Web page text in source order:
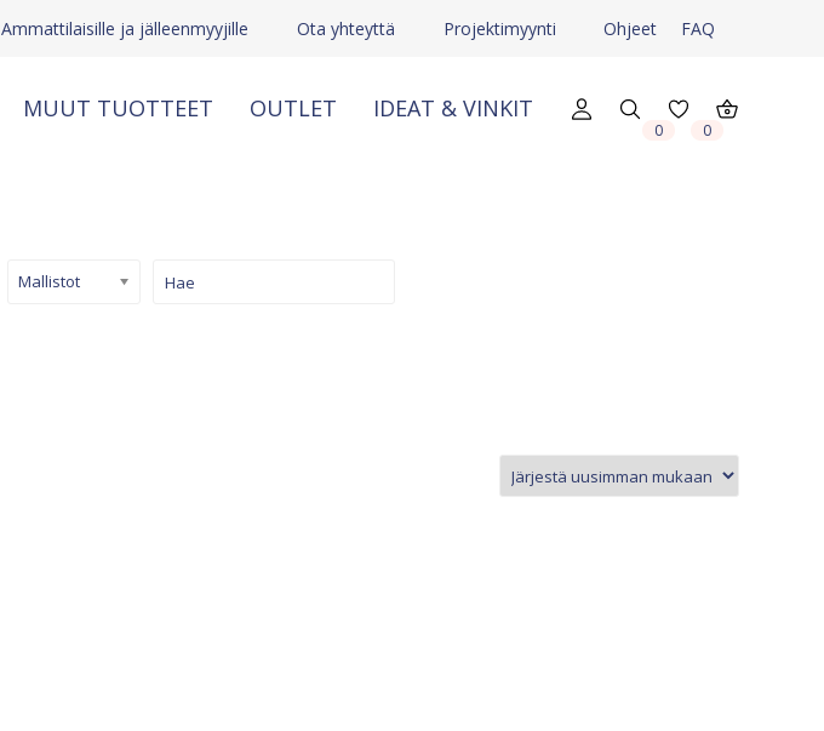
Ammattilaisille ja jälleenmyyjille Ota yhteyttä Projektimyynti Ohjeet FAQ
MUUT TUOTTEET OUTLET IDEAT & VINKIT
0 0
Mallistot